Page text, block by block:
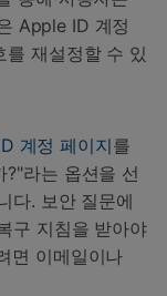
Apple ID 계정
를 재설정할 수 있
계정 페이지를
?"라는 옵션을 선
다. 보안 질문에
구 지침을 받아야
면 이메일이나